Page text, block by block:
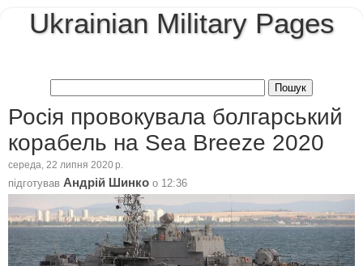
Ukrainian Military Pages
Росія провокувала болгарський
корабель на Sea Breeze 2020
середа, 22 липня 2020 р.
підготував Андрій Шинко о 12:36